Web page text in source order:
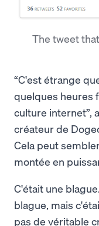
The tweet
“C'est étrange
quelques heures
culture internet”,
créateur de
Cela peut
montée en
C'était une
blague, mais
pas de véritable